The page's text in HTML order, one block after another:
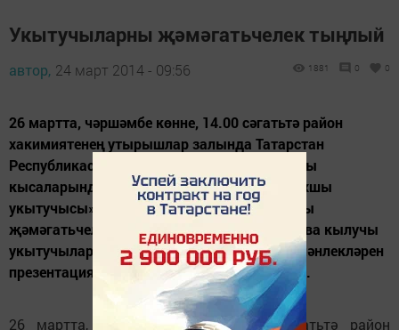
Укытучыларны җәмәгатьчелек тыңлый
автор, 24 март 2014 - 09:56 1881 0 0
26 мартта, чәршәмбе көнне, 14.00 сәгатьтә район
хакимиятенең утырышлар залында Татарстан
Республикасында «Мәгариф» милли проекты
кысаларында үткәрелә торган «Елның иң яхшы
укытучысы» конкурсында катнашучыларны
җәмәгатьчелек тыңлый. Әлеге исемгә дәгъва кылучы
укытучылар ул көнне үзләренең һөнәри эшчәнлекләрен
презентация рәвешендә тәкъдим итәчәкләр.
26 мартта, чәршәмбе көнне, 14.00 сәгатьтә район